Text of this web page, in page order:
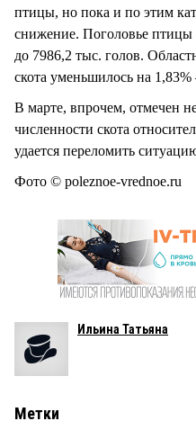
птицы, но пока и по этим
снижение. Поголовье птицы
до 7986,2 тыс. голов.
скота уменьшилось на
В марте, впрочем, отмечен
численности скота
удается переломить
Фото © poleznoe-vrednoe.ru
Ильина Татьяна
Метки